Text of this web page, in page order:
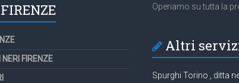
FIRENZE
Operiamo su tutta la
Altri
Spurghi Torino , ditta